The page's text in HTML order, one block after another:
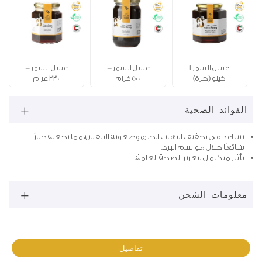
عسل السمر 1
كيلو (جرة)
عسل السمر -
500 غرام
عسل السمر -
330 غرام
الفوائد الصحية
يساعد في تخفيف التهاب الحلق وصعوبة التنفس، مما يجعله خيارًا
شائعًا خلال مواسم البرد.
تأثير متكامل لتعزيز الصحة العامة.
معلومات الشحن
تفاصيل